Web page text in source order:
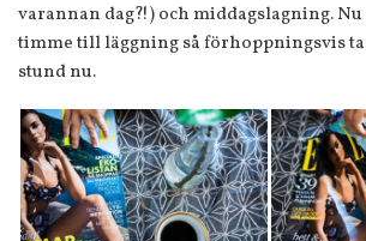
varannan dag?!) och middagslagning.
timme till läggning så förhoppningsvis
stund nu.